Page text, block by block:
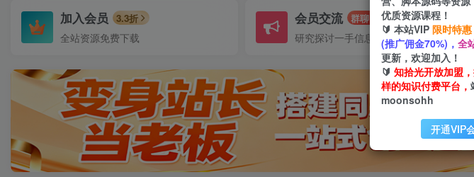
加入会员 3.3折
全站资源免费下载
会员交流 群聊
研究探讨一手信息差
优质资源课程！
🔰 本站VIP 限时特惠
(推广佣金70%)， 全
更新，欢迎加入！
🔰 知拾光开放加盟
样的知识付费平台，
moonsohh
开通VIP